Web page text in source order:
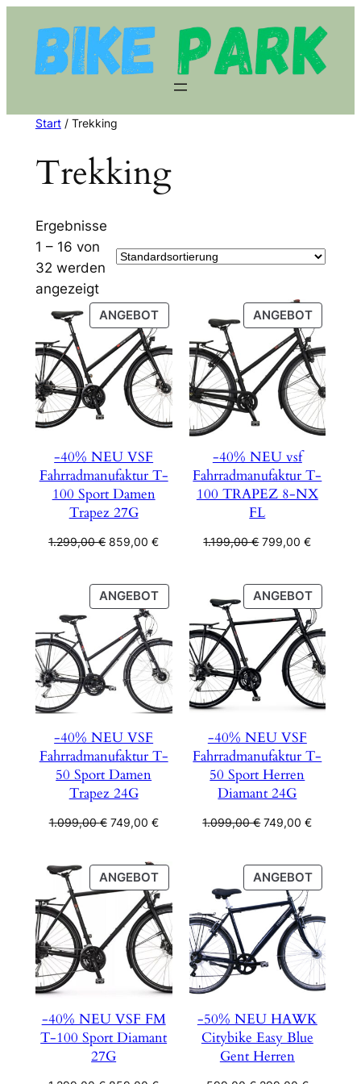
Inhalt
springen
Start/ Trekking
Trekking
Ergebnisse
1 – 16 von
32 werden
angezeigt
ANGEBOTPRODUKT
IM
ANGEBOT
-40% NEU VSF
Fahrradmanufaktur T-
100 Sport Damen
Trapez 27G
1.299,00€ Ursprünglicher
1.299,00 €
859,00€Aktueller
859,00 €.
ANGEBOT
IM
-40% NEU vsf
Fahrradmanufaktur T-
100 TRAPEZ 8-NX
FL
1.199,00€ Ursprünglicher
1.199,00 €
799,00€Aktueller
799,00
ANGEBOTPRODUKT
IM
ANGEBOT
-40% NEU VSF
Fahrradmanufaktur T-
50 Sport Damen
Trapez 24G
1.099,00€ Ursprünglicher
1.099,00 €
749,00 €Aktueller
749,00 €.
ANGEBOT
IM
-40% NEU VSF
Fahrradmanufaktur T-
50 Sport Herren
Diamant 24G
1.099,00€ Ursprünglicher
1.099,00 €
749,00€Aktueller
749,00
ANGEBOTPRODUKT
IM
ANGEBOT
-40% NEU VSF FM
T-100 Sport Diamant
27G
ANGEBOT
IM
-50% NEU HAWK
Citybike Easy Blue
Gent Herren